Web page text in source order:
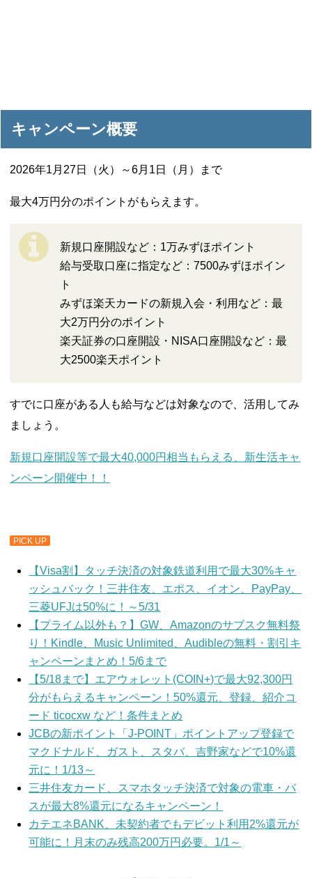
キャンペーン概要
2026年1月27日（火）～6月1日（月）まで
最大4万円分のポイントがもらえます。
新規口座開設など：1万みずほポイント
給与受取口座に指定など：7500みずほポイン
ト
みずほ楽天カードの新規入会・利用など：最
大2万円分のポイント
楽天証券の口座開設・NISA口座開設など：最
大2500楽天ポイント
すでに口座がある人も給与などは対象なので、活用してみ
ましょう。
新規⼝座開設等で最⼤40,000円相当もらえる、新生活キャ
ンペーン開催中！！
PICK UP
【Visa割】タッチ決済の対象鉄道利用で最大30%キャ
ッシュバック！三井住友、エポス、イオン、PayPay、
三菱UFJは50%に！～5/31
【プライム以外も？】GW、Amazonのサブスク無料祭
り！Kindle、Music Unlimited、Audibleの無料・割引キ
ャンペーンまとめ！5/6まで
【5/18まで】エアウォレット(COIN+)で最大92,300円
分がもらえるキャンペーン！50%還元、登録、紹介コ
ード ticocxw など！条件まとめ
JCBの新ポイント「J-POINT」ポイントアップ登録で
マクドナルド、ガスト、スタバ、吉野家などで10%還
元に！1/13～
三井住友カード、スマホタッチ決済で対象の電車・バ
スが最大8%還元になるキャンペーン！
カテエネBANK、未契約者でもデビット利用2%還元が
可能に！月末のみ残高200万円必要。1/1～